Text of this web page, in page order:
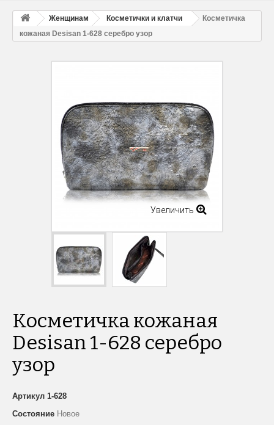
Женщинам Косметички и клатчи
Косметичка
кожаная Desisan 1-628 серебро узор
Увеличить
Косметичка кожаная
Desisan 1-628 серебро
узор
Артикул 1-628
Состояние Новое